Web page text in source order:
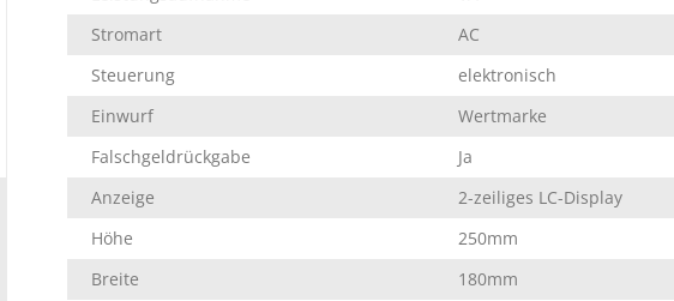
Stromart
AC
Steuerung
elektronisch
Einwurf
Wertmarke
Falschgeldrückgabe
Ja
Anzeige
2-zeiliges LC-Display
Höhe
250mm
Breite
180mm